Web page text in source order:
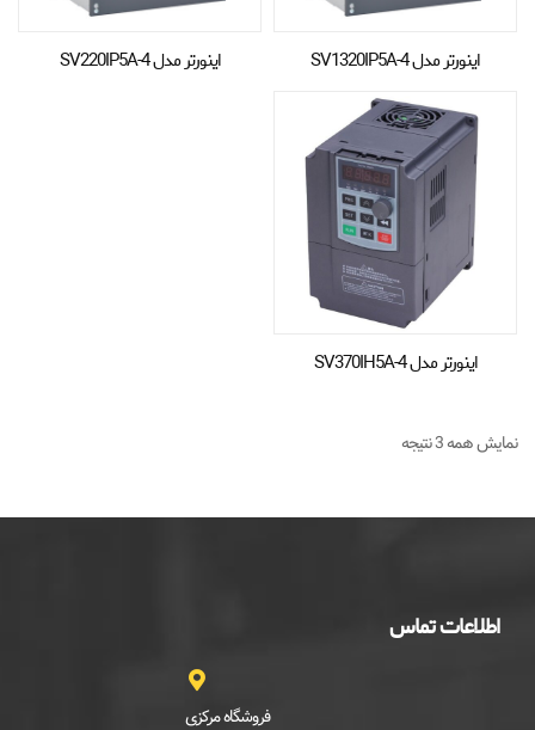
اینورتر مدل SV1320IP5A-4 اینورتر مدل SV220IP5A-4
اینورتر مدل SV370IH5A-4
نمایش همه 3 نتیجه
اطلاعات تماس
فروشگاه مرکزی